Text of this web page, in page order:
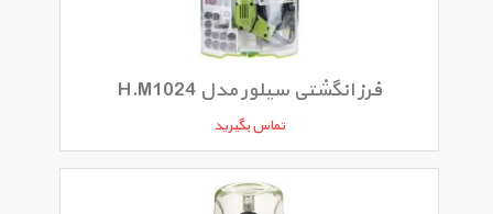
فرز انگشتی سیلور مدل H.M1024
تماس بگیرید